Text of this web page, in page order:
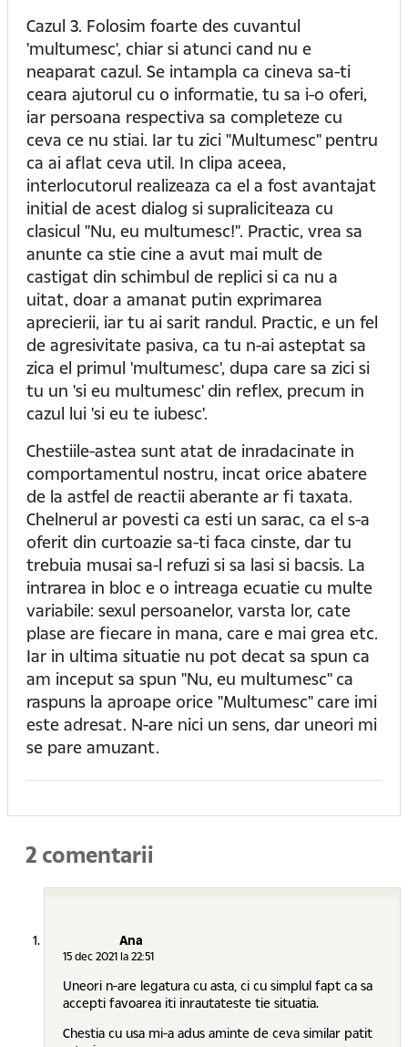
Cazul 3. Folosim foarte des cuvantul
'multumesc', chiar si atunci cand nu e
neaparat cazul. Se intampla ca cineva sa-ti
ceara ajutorul cu o informatie, tu sa i-o oferi,
iar persoana respectiva sa completeze cu
ceva ce nu stiai. Iar tu zici "Multumesc" pentru
ca ai aflat ceva util. In clipa aceea,
interlocutorul realizeaza ca el a fost avantajat
initial de acest dialog si supraliciteaza cu
clasicul "Nu, eu multumesc!". Practic, vrea sa
anunte ca stie cine a avut mai mult de
castigat din schimbul de replici si ca nu a
uitat, doar a amanat putin exprimarea
aprecierii, iar tu ai sarit randul. Practic, e un fel
de agresivitate pasiva, ca tu n-ai asteptat sa
zica el primul 'multumesc', dupa care sa zici si
tu un 'si eu multumesc' din reflex, precum in
cazul lui 'si eu te iubesc'.
Chestiile-astea sunt atat de inradacinate in
comportamentul nostru, incat orice abatere
de la astfel de reactii aberante ar fi taxata.
Chelnerul ar povesti ca esti un sarac, ca el s-a
oferit din curtoazie sa-ti faca cinste, dar tu
trebuia musai sa-l refuzi si sa lasi si bacsis. La
intrarea in bloc e o intreaga ecuatie cu multe
variabile: sexul persoanelor, varsta lor, cate
plase are fiecare in mana, care e mai grea etc.
Iar in ultima situatie nu pot decat sa spun ca
am inceput sa spun "Nu, eu multumesc" ca
raspuns la aproape orice "Multumesc" care imi
este adresat. N-are nici un sens, dar uneori mi
se pare amuzant.
2 comentarii
Ana
15 dec 2021 la 22:51
Uneori n-are legatura cu asta, ci cu simplul fapt ca sa
accepti favoarea iti inrautateste tie situatia.
Chestia cu usa mi-a adus aminte de ceva similar patit